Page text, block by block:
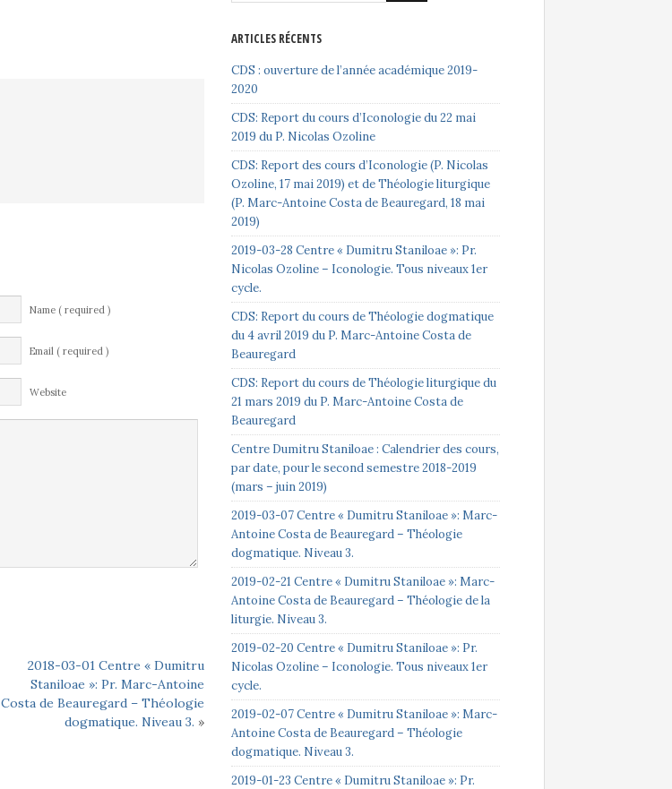
Name ( required )
Email ( required )
Website
2018-03-01 Centre « Dumitru
Staniloae »: Pr. Marc-Antoine
Costa de Beauregard – Théologie
dogmatique. Niveau 3. »
ARTICLES RÉCENTS
CDS : ouverture de l’année académique 2019-
2020
CDS: Report du cours d’Iconologie du 22 mai
2019 du P. Nicolas Ozoline
CDS: Report des cours d’Iconologie (P. Nicolas
Ozoline, 17 mai 2019) et de Théologie liturgique
(P. Marc-Antoine Costa de Beauregard, 18 mai
2019)
2019-03-28 Centre « Dumitru Staniloae »: Pr.
Nicolas Ozoline – Iconologie. Tous niveaux 1er
cycle.
CDS: Report du cours de Théologie dogmatique
du 4 avril 2019 du P. Marc-Antoine Costa de
Beauregard
CDS: Report du cours de Théologie liturgique du
21 mars 2019 du P. Marc-Antoine Costa de
Beauregard
Centre Dumitru Staniloae : Calendrier des cours,
par date, pour le second semestre 2018-2019
(mars – juin 2019)
2019-03-07 Centre « Dumitru Staniloae »: Marc-
Antoine Costa de Beauregard – Théologie
dogmatique. Niveau 3.
2019-02-21 Centre « Dumitru Staniloae »: Marc-
Antoine Costa de Beauregard – Théologie de la
liturgie. Niveau 3.
2019-02-20 Centre « Dumitru Staniloae »: Pr.
Nicolas Ozoline – Iconologie. Tous niveaux 1er
cycle.
2019-02-07 Centre « Dumitru Staniloae »: Marc-
Antoine Costa de Beauregard – Théologie
dogmatique. Niveau 3.
2019-01-23 Centre « Dumitru Staniloae »: Pr.